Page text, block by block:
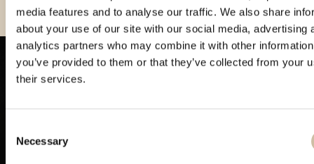
media features and to analyse our traffic. We also share
about your use of our site with our social media, advertising
analytics partners who may combine it with other
you’ve provided to them or that they’ve collected from your
their services.
Selection
Necessary